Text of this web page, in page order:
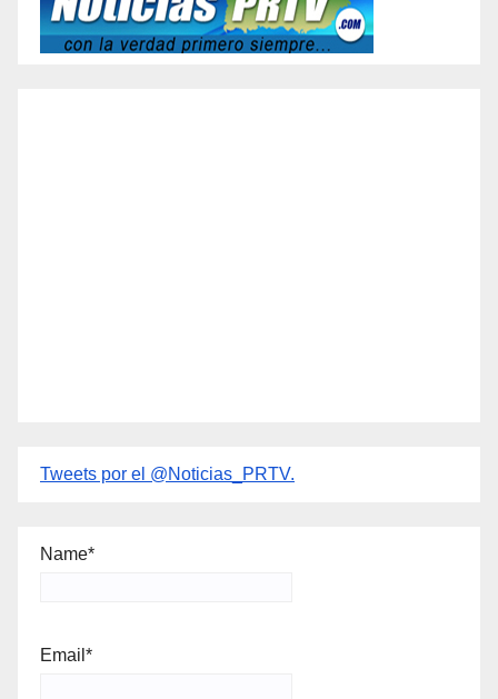
Tweets por el @Noticias_PRTV.
Name*
Email*